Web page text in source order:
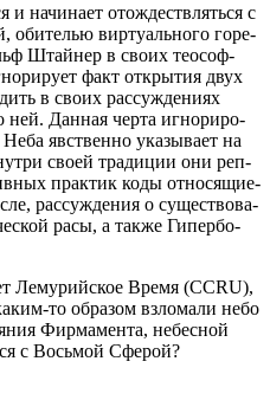
начи­на­ет отож­деств­лять­ся с
оби­те­лью вир­ту­аль­но­го горе­
Штай­нер в сво­их тео­соф­
факт откры­тия двух
в сво­их рас­суж­де­ни­ях
Дан­ная чер­та игно­ри­ро­
явствен­но ука­зы­ва­ет на
сво­ей тра­ди­ции они реп­
прак­тик коды отно­ся­щи­е­
рас­суж­де­ния о суще­ство­ва­
расы, а так­же Гипер­бо­
Лему­рий­ское Вре­мя (CCRU),
то обра­зом взло­ма­ли небо
Фир­ма­мен­та, небес­ной
с Вось­мой Сферой?